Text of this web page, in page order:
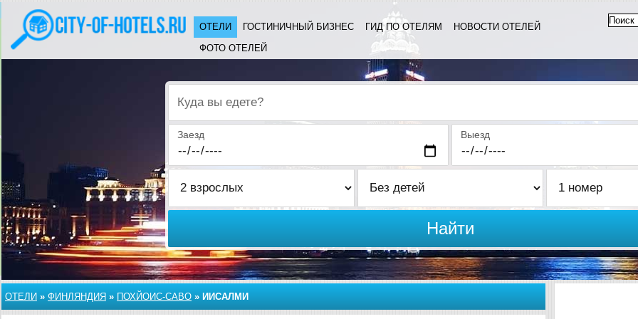
ОТЕЛИ ГОСТИНИЧНЫЙ БИЗНЕС ГИД ПО ОТЕЛЯМ
НОВОСТИ ОТЕЛЕЙ
ФОТО ОТЕЛЕЙ
Куда вы едете?
Заезд Выезд
Найти
ОТЕЛИ » ФИНЛЯНДИЯ » ПОХЙОИС-САВО » ИИСАЛМИ